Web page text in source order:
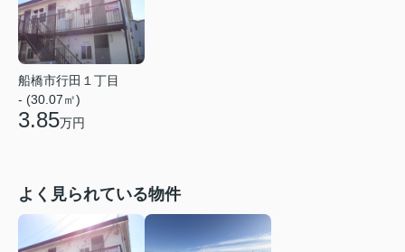
船橋市行田１丁目
- (30.07㎡)
3.85万円
よく見られている物件